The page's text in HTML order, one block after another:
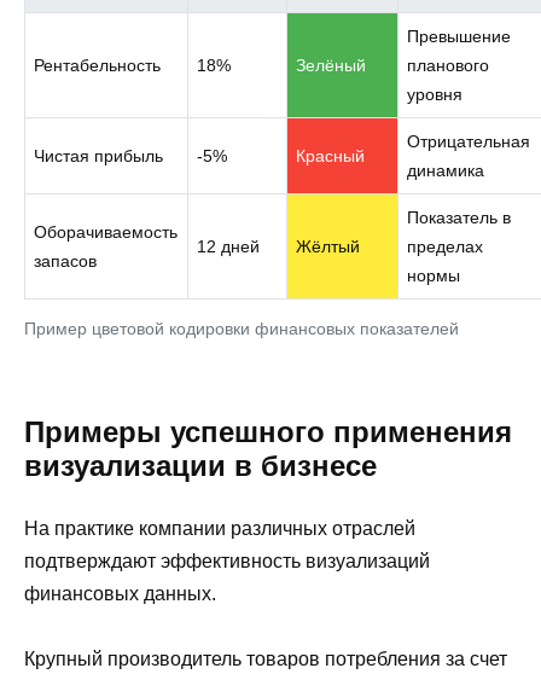
Пример цветовой кодировки финансовых показателей
Рентабельность 18% Зелёный
Превышение
планового
уровня
Чистая прибыль -5% Красный
Отрицательная
динамика
Оборачиваемость
запасов
12 дней Жёлтый
Показатель в
пределах
нормы
Примеры успешного применения
визуализации в бизнесе
На практике компании различных отраслей
подтверждают эффективность визуализаций
финансовых данных.
Крупный производитель товаров потребления за счет